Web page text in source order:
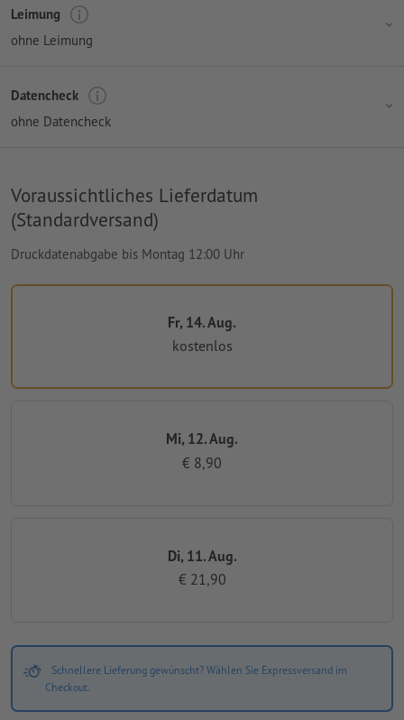
Leimung
ohne Leimung
Datencheck
ohne Datencheck
Voraussichtliches Lieferdatum
(Standardversand)
Druckdatenabgabe bis Montag 12:00 Uhr
Fr, 14. Aug.
kostenlos
Mi, 12. Aug.
€ 8,90
Di, 11. Aug.
€ 21,90
Schnellere Lieferung gewünscht? Wählen Sie Expressversand im
Checkout.